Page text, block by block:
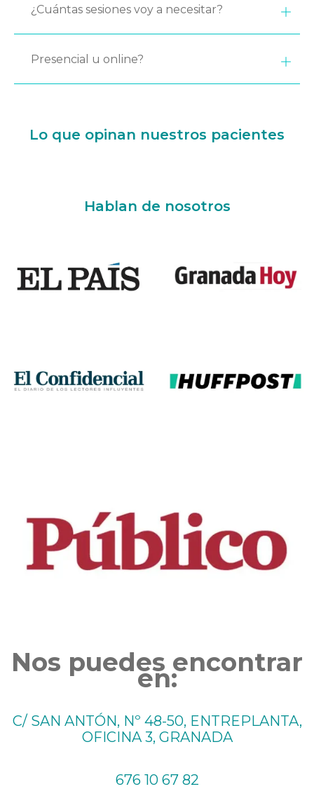
¿Cuántas sesiones voy a necesitar?
Presencial u online?
Lo que opinan nuestros pacientes
Hablan de nosotros
Nos puedes encontrar
en:
C/ SAN ANTÓN, Nº 48-50, ENTREPLANTA,
OFICINA 3, GRANADA
676 10 67 82